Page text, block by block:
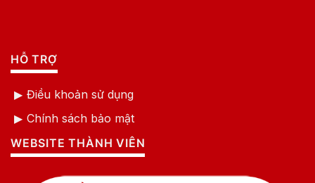
HỖ TRỢ
Điều khoản sử dụng
Chính sách bảo mật
WEBSITE THÀNH VIÊN